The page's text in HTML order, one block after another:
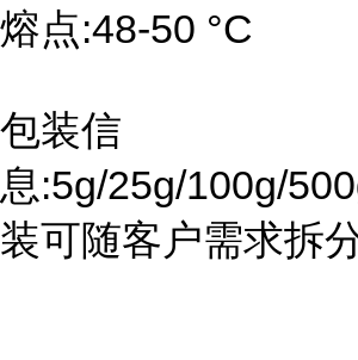
熔点:48-50 °C
包装信
息:5g/25g/100g/
装可随客户需求拆